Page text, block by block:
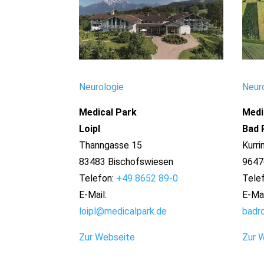
Neurologie
Medical Park
Loipl
Thanngasse 15
83483 Bischofswiesen
Telefon: +49 8652 89-0
E-Mail:
loipl@medicalpark.de
Zur Webseite
Bad
E-
Zur